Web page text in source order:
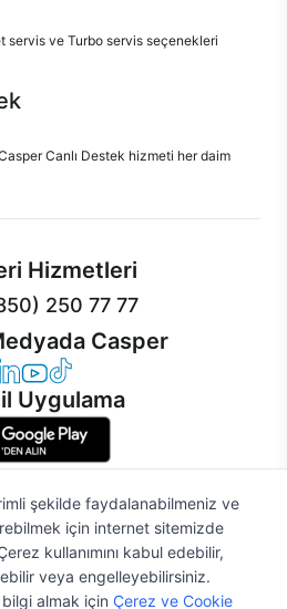
servis ve Turbo servis seçenekleri
Canlı Destek hizmeti her daim
Hizmetleri
250 77 77
Casper
TwitterLinkedIn
Casper YouTube
Casper TikTok
Uygulama
Sistemleri A.Ş. Tüm Hakları Saklıdır
KVKK
Politikası
şekilde faydalanabilmeniz ve
için internet sitemizde
kullanımını kabul edebilir,
veya engelleyebilirsiniz.
bilgi almak için Çerez ve Cookie